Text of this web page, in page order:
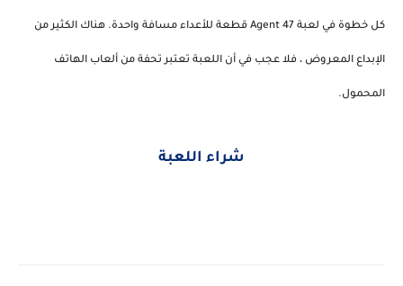
كل خطوة في لعبة Agent 47 قطعة للأعداء مسافة واحدة. هناك الكثير من
الإبداع المعروض ، فلا عجب في أن اللعبة تعتبر تحفة من ألعاب الهاتف
المحمول.
شراء اللعبة